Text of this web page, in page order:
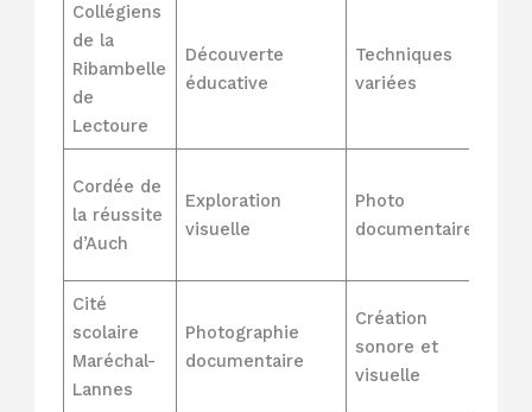
Collégiens
de la
Ribambelle
de
Lectoure
Découverte
éducative
Techniques
variées
Cordée de
la réussite
d’Auch
Exploration
visuelle
Photo
documentaire
Cité
scolaire
Maréchal-
Lannes
Photographie
documentaire
Création
sonore et
visuelle